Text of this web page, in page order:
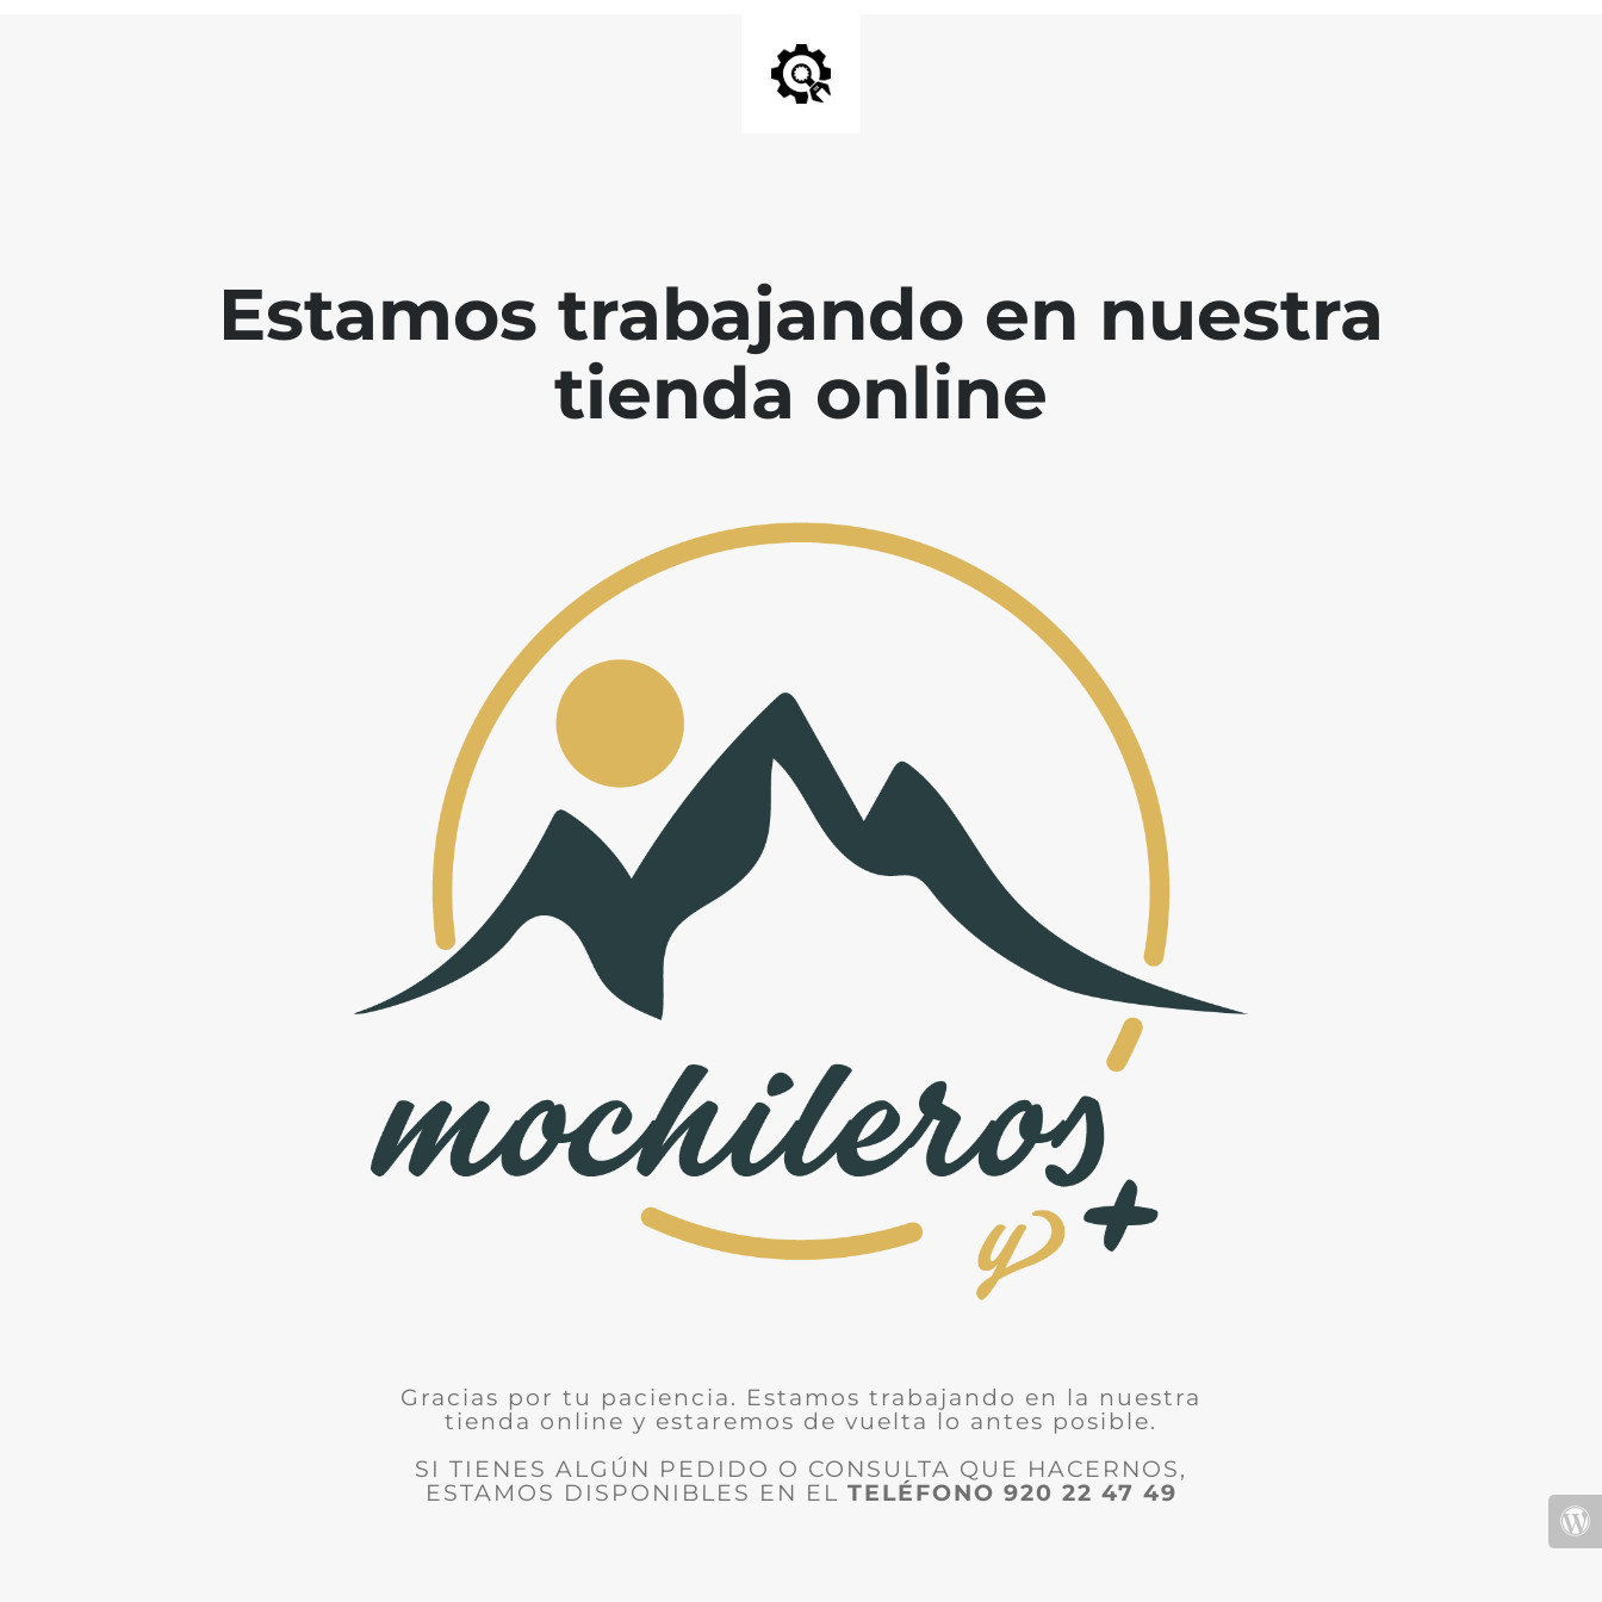
Estamos trabajando en nuestra
tienda online
Gracias por tu paciencia. Estamos trabajando en la nuestra
tienda online y estaremos de vuelta lo antes posible.
SI TIENES ALGÚN PEDIDO O CONSULTA QUE HACERNOS,
ESTAMOS DISPONIBLES EN EL TELÉFONO 920 22 47 49